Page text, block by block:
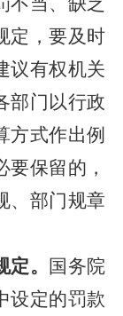
定，要及时
议有权机关
部门以行政
方式作出例
保留的，
、部门规章
。
国务院
设定的罚款